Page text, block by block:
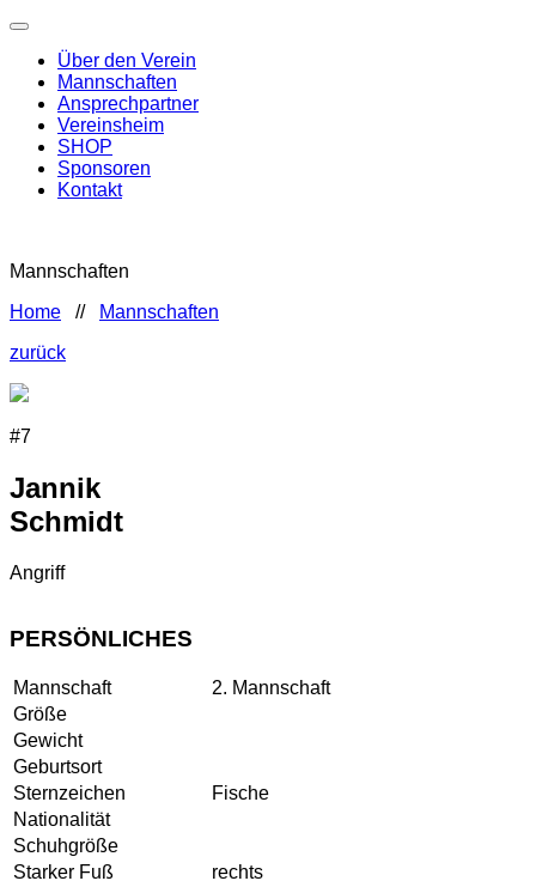
Über den Verein
Mannschaften
Ansprechpartner
Vereinsheim
SHOP
Sponsoren
Kontakt
Mannschaften
Home //
Mannschaften
zurück
#7
Jannik
Schmidt
Angriff
PERSÖNLICHES
Mannschaft
2. Mannschaft
Größe
Gewicht
Geburtsort
Sternzeichen
Fische
Nationalität
Schuhgröße
Starker Fuß
rechts